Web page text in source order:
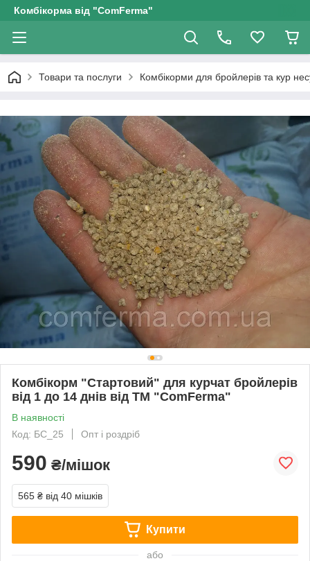
Комбікорма від "ComFerma"
Товари та послуги Комбікорми для бройлерів та кур
Комбікорм "Стартовий" для курчат бройлерів
від 1 до 14 днів від ТМ "ComFerma"
В наявності
Код: БС_25
Опт і роздріб
590 ₴/мішок
565 ₴ від 40 мішків
Купити
або